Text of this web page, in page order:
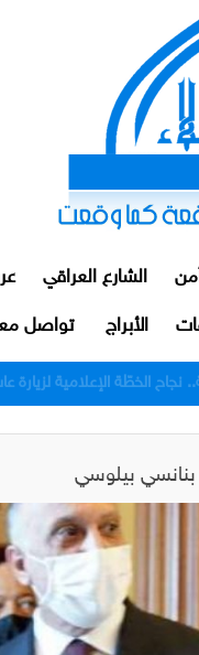
الشارع العراقي
الأبراج تواصل
ضابط ومنتسبين اثنين من
بنانسي بيلوسي